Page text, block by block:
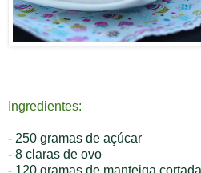
Ingredientes:
- 250 gramas de açúcar
- 8 claras de ovo
- 120 gramas de manteiga